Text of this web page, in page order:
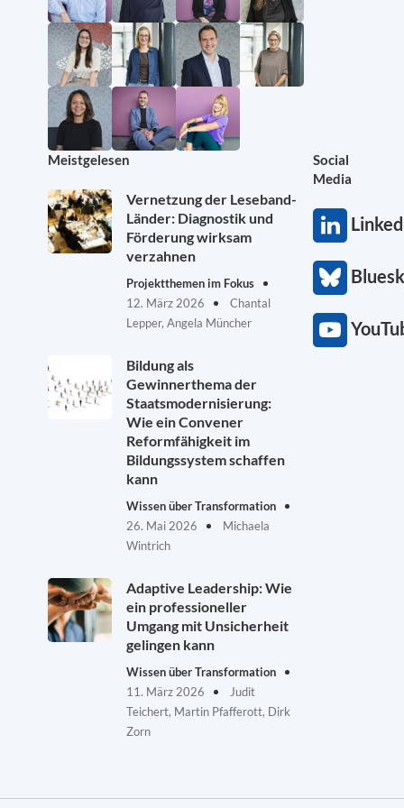
Meistgelesen
Vernetzung der Leseband-
Länder: Diagnostik und
Förderung wirksam
verzahnen
Projektthemen im Fokus
12. März 2026
Chantal
Lepper, Angela Müncher
Bildung als
Gewinnerthema der
Staatsmodernisierung:
Wie ein Convener
Reformfähigkeit im
Bildungssystem schaffen
kann
Wissen über Transformation
26. Mai 2026
Michaela
Wintrich
Adaptive Leadership: Wie
ein professioneller
Umgang mit Unsicherheit
gelingen kann
Wissen über Transformation
11. März 2026
Judit
Teichert, Martin Pfafferott, Dirk
Zorn
Social
Media